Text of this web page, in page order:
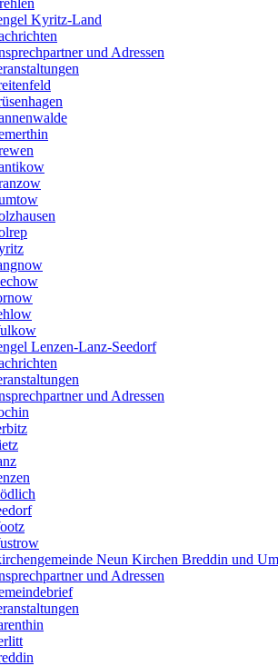
Kyritz-Land
und Adressen
Lenzen-Lanz-Seedorf
und Adressen
Neun Kirchen Breddin und
und Adressen